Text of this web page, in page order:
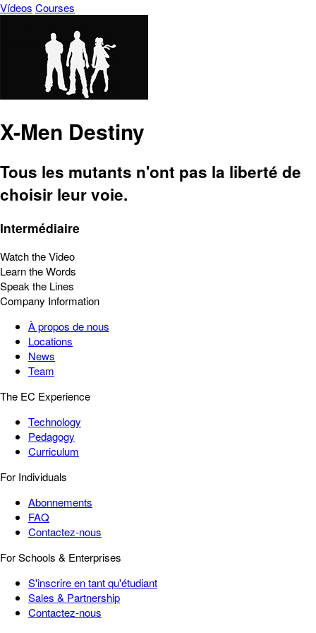
Vídeos Courses
X-Men Destiny
Tous les mutants n'ont pas la liberté de
choisir leur voie.
Intermédiaire
Watch the Video
Learn the Words
Speak the Lines
Company Information
À propos de nous
Locations
News
Team
The EC Experience
Technology
Pedagogy
Curriculum
For Individuals
Abonnements
FAQ
Contactez-nous
For Schools & Enterprises
S'inscrire en tant qu'étudiant
Sales & Partnership
Contactez-nous